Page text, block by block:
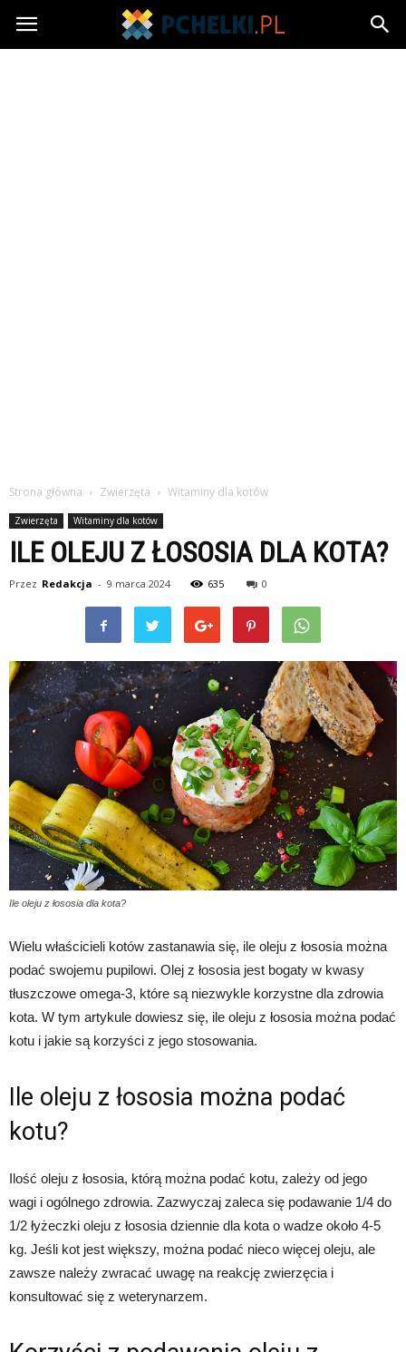
Pchelki.pl
Strona główna Zwierzęta Witaminy dla kotów
Zwierzęta Witaminy dla kotów
ILE OLEJU Z ŁOSOSIA DLA KOTA?
Przez Redakcja - 9 marca 2024 635 0
Ile oleju z łososia dla kota?
Wielu właścicieli kotów zastanawia się, ile oleju z łososia można
podać swojemu pupilowi. Olej z łososia jest bogaty w kwasy
tłuszczowe omega-3, które są niezwykle korzystne dla zdrowia
kota. W tym artykule dowiesz się, ile oleju z łososia można podać
kotu i jakie są korzyści z jego stosowania.
Ile oleju z łososia można podać
kotu?
Ilość oleju z łososia, którą można podać kotu, zależy od jego
wagi i ogólnego zdrowia. Zazwyczaj zaleca się podawanie 1/4 do
1/2 łyżeczki oleju z łososia dziennie dla kota o wadze około 4-5
kg. Jeśli kot jest większy, można podać nieco więcej oleju, ale
zawsze należy zwracać uwagę na reakcję zwierzęcia i
konsultować się z weterynarzem.